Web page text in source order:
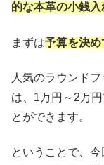
的な本革の小銭入
まずは予算を決め
人気のラウンド
は、1万円～2万
とができます。
ということで、